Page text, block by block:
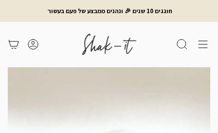
חוגגים 10 שנים 🎉 ונהנים ממבצע של פעם בעשור
חיפוש משתמש